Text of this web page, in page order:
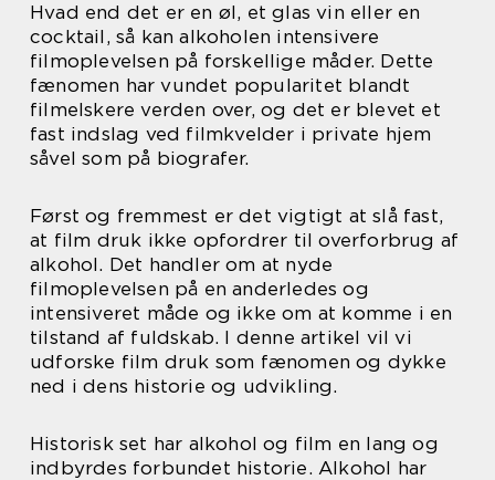
Hvad end det er en øl, et glas vin eller en
cocktail, så kan alkoholen intensivere
filmoplevelsen på forskellige måder. Dette
fænomen har vundet popularitet blandt
filmelskere verden over, og det er blevet et
fast indslag ved filmkvelder i private hjem
såvel som på biografer.
Først og fremmest er det vigtigt at slå fast,
at film druk ikke opfordrer til overforbrug af
alkohol. Det handler om at nyde
filmoplevelsen på en anderledes og
intensiveret måde og ikke om at komme i en
tilstand af fuldskab. I denne artikel vil vi
udforske film druk som fænomen og dykke
ned i dens historie og udvikling.
Historisk set har alkohol og film en lang og
indbyrdes forbundet historie. Alkohol har